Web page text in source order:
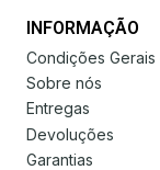
INFORMAÇÃO
Condições
Sobre nós
Entregas
Devoluções
Garantias